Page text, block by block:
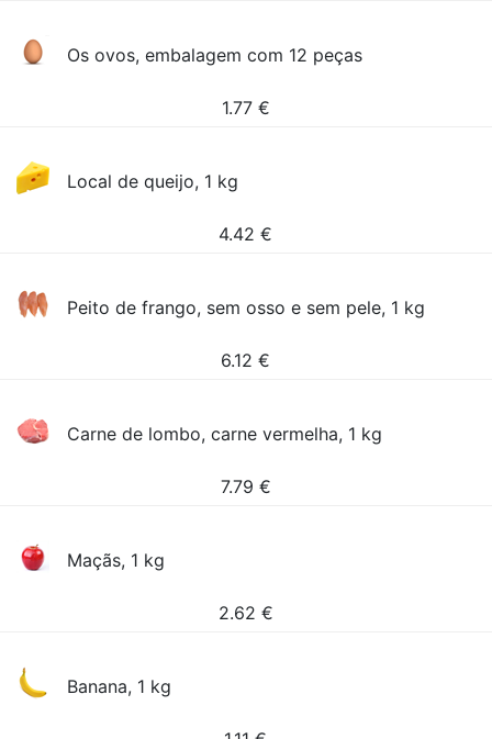
Os ovos, embalagem com 12 peças
1.77 €
Local de queijo, 1 kg
4.42 €
Peito de frango, sem osso e sem pele, 1 kg
6.12 €
Carne de lombo, carne vermelha, 1 kg
7.79 €
Maçãs, 1 kg
2.62 €
Banana, 1 kg